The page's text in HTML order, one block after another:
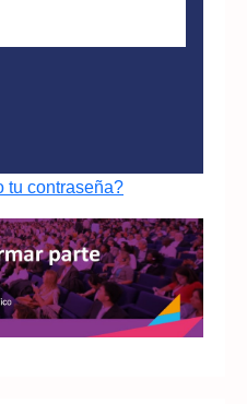
tu contraseña?